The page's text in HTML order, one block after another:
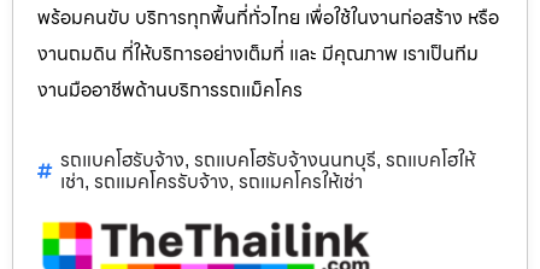
พร้อมคนขับ บริการทุกพื้นที่ทั่วไทย เพื่อใช้ในงานก่อสร้าง หรือ
งานถมดิน ที่ให้บริการอย่างเต็มที่ และ มีคุณภาพ เราเป็นทีม
งานมืออาชีพด้านบริการรถแม็คโคร
รถแบคโฮรับจ้าง, รถแบคโฮรับจ้างนนทบุรี, รถแบคโฮให้
เช่า, รถแมคโครรับจ้าง, รถแมคโครให้เช่า